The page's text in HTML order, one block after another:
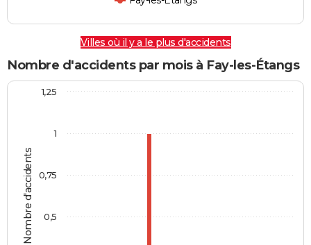
Villes où il y a le plus d'accidents
Nombre d'accidents par mois à Fay-les-Étangs
Nombre d'accidents
1
0,5
0,75
1,25